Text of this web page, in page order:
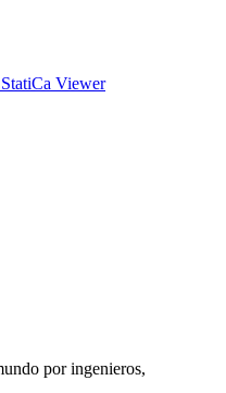
Viewer
por ingenieros,